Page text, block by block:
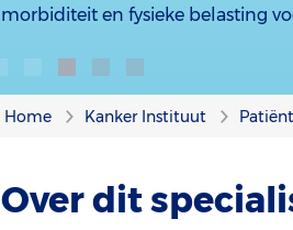
morbiditeit en fysieke belasting
Home Kanker Instituut
Over dit